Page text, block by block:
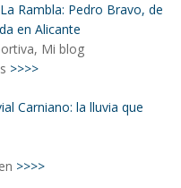
Rambla: Pedro Bravo, de
en Alicante
Mi blog
>>>>
Carniano: la lluvia que
>>>>